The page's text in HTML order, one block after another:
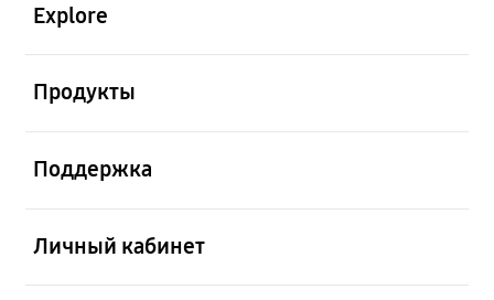
Explore
Продукты
Поддержка
Личный кабинет